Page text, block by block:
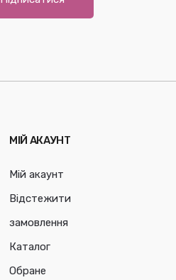
МІЙ АКАУНТ
Мій акаунт
Відстежити
замовлення
Каталог
Обране